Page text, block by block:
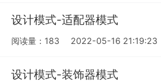
设计模式-适配器模式
阅读量：183 2022-05-16 21:19:23
设计模式-装饰器模式